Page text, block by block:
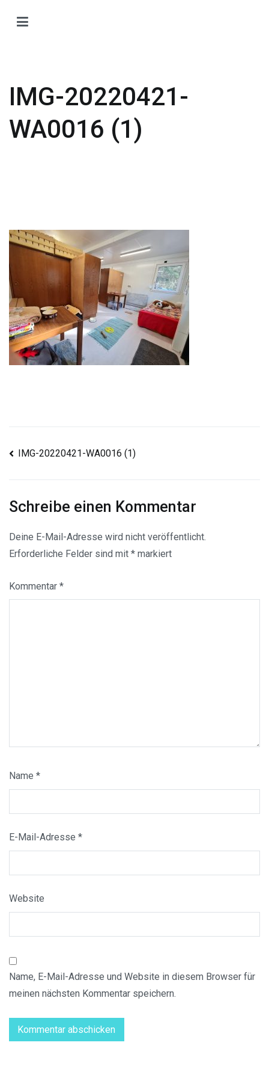
Inhalt
IMG-20220421-
WA0016 (1)
Beitragsnavigation
IMG-20220421-WA0016 (1)
Schreibe einen Kommentar
Deine E-Mail-Adresse wird nicht veröffentlicht.
Erforderliche Felder sind mit * markiert
Kommentar *
Name *
E-Mail-Adresse *
Website
Name, E-Mail-Adresse und Website in diesem Browser für
meinen nächsten Kommentar speichern.